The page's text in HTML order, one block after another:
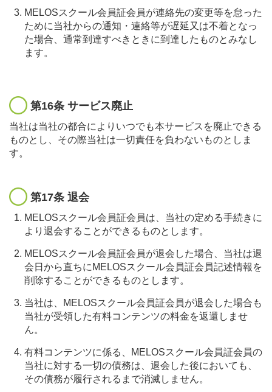
MELOSスクール会員証会員が連絡先の変更等を怠った
ために当社からの通知・連絡等が遅延又は不着となっ
た場合、通常到達すべきときに到達したものとみなし
ます。
第16条 サービス廃止
当社は当社の都合によりいつでも本サービスを廃止できる
ものとし、その際当社は一切責任を負わないものとしま
す。
第17条 退会
MELOSスクール会員証会員は、当社の定める手続きに
より退会することができるものとします。
MELOSスクール会員証会員が退会した場合、当社は退
会日から直ちにMELOSスクール会員証会員記述情報を
削除することができるものとします。
当社は、MELOSスクール会員証会員が退会した場合も
当社が受領した有料コンテンツの料金を返還しませ
ん。
有料コンテンツに係る、MELOSスクール会員証会員の
当社に対する一切の債務は、退会した後においても、
その債務が履行されるまで消滅しません。